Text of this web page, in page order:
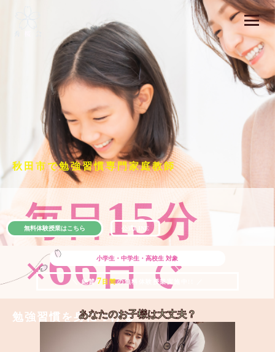
秋田市で勉強習慣専門家庭教師
毎日15分
×66日で
勉強習慣を身につける
小学生・中学生・高校生 対象
＼ 絶賛 7 日間の無料体験授業実施中!! ／
無料体験授業はこちら 公式LINE
あなたのお子様は大丈夫？